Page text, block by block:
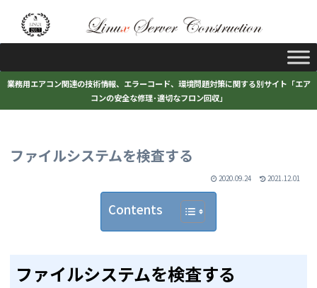
業務用エアコン関連の技術情報、エラーコード、環境問題対策に関する別サイト「エア
コンの安全な修理･適切なフロン回収」
ファイルシステムを検査する
2020.09.24 2021.12.01
Contents
ファイルシステムを検査する